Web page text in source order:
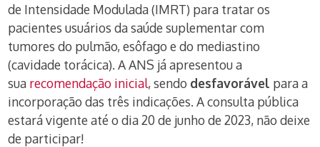
de Intensidade Modulada (IMRT) para tratar os
pacientes usuários da saúde suplementar com
tumores do pulmão, esôfago e do mediastino
(cavidade torácica). A ANS já apresentou a
sua recomendação inicial, sendo desfavorável para a
incorporação das três indicações. A consulta pública
estará vigente até o dia 20 de junho de 2023, não deixe
de participar!